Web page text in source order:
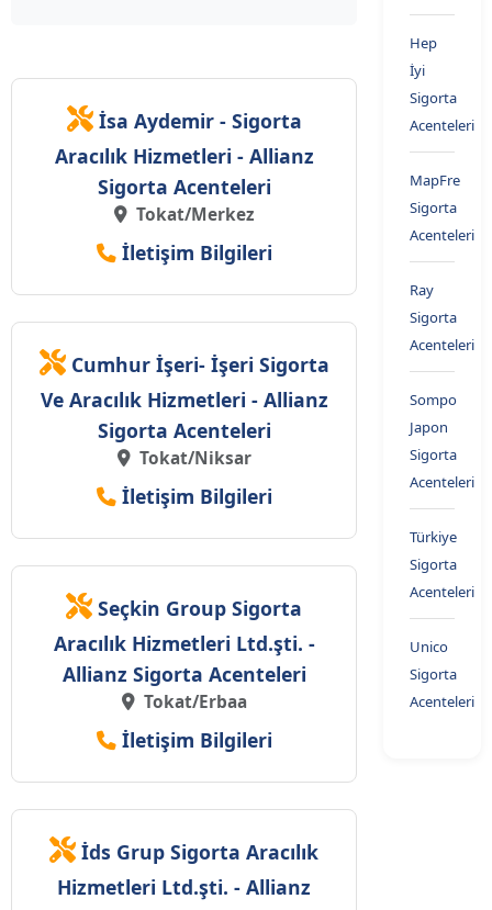
İsa Aydemir - Sigorta
Aracılık Hizmetleri - Allianz
Sigorta Acenteleri
Tokat/Merkez
İletişim Bilgileri
Cumhur İşeri- İşeri Sigorta
Ve Aracılık Hizmetleri - Allianz
Sigorta Acenteleri
Tokat/Niksar
İletişim Bilgileri
Seçkin Group Sigorta
Aracılık Hizmetleri Ltd.şti. -
Allianz Sigorta Acenteleri
Tokat/Erbaa
İletişim Bilgileri
İds Grup Sigorta Aracılık
Hizmetleri Ltd.şti. - Allianz
Hep
İyi
Sigorta
Acenteleri
MapFre
Sigorta
Acenteleri
Ray
Sigorta
Acenteleri
Sompo
Japon
Sigorta
Acenteleri
Türkiye
Sigorta
Acenteleri
Unico
Sigorta
Acenteleri